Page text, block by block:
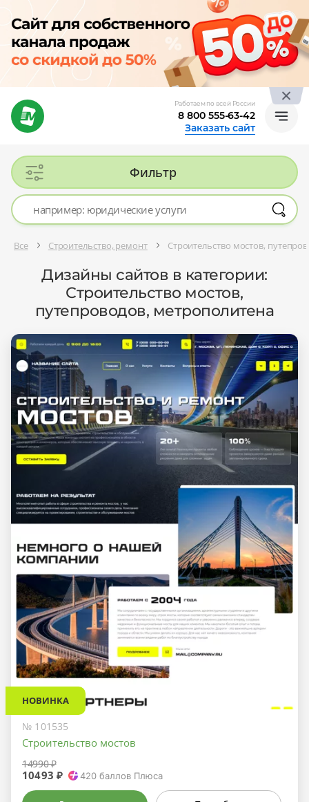
Работаем по всей России
8 800 555-63-42
Заказать сайт
Фильтр
Все Строительство, ремонт Строительство мостов,
Дизайны сайтов в категории:
Строительство мостов,
путепроводов, метрополитена
НОВИНКА
№ 101535
Строительство мостов
14990 ₽
10493 ₽ 420 баллов Плюса